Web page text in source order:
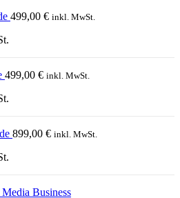
499,00 € inkl. MwSt.
499,00 € inkl. MwSt.
899,00 € inkl. MwSt.